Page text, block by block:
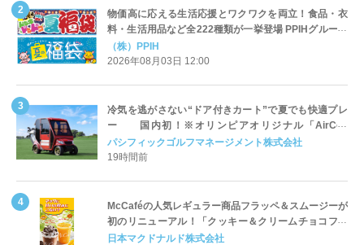
物価高に応える生活応援とワクワクを両立！食品・衣
料・生活用品など全222種類が一挙登場 PPIHグループ
「夏福袋」＆セール 8月6日(木)より順次スタート
（株）PPIH
2026年08月03日 12:00
冷気を逃がさない“ドア付きカート”で夏でも快適プレ
ー 国内初！※オリンピアオリジナル「AirCon
Cart（エアコンカート）」導入 | ＰＧＭ
パシフィックゴルフマネージメント株式会社
19時間前
McCaféの人気レギュラー商品フラッペ＆スムージーが
初のリニューアル！「クッキー＆クリームチョコフラ
ッペ」「マンゴースムージー」8月5日（水）から販売
日本マクドナルド株式会社